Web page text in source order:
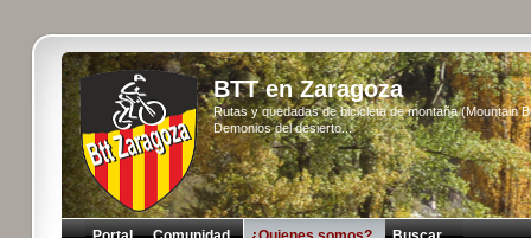
BTT en Zaragoza
Rutas y quedadas de bicicleta de montaña (Mountain
Demonios del desierto...